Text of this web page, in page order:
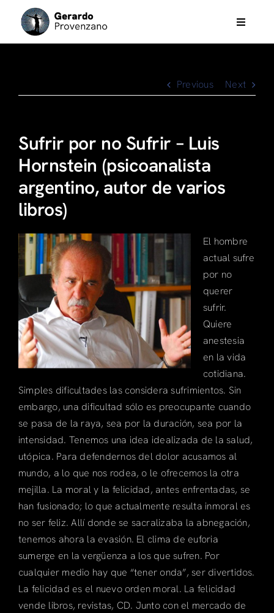
content
Toggle
Eneagrama
Análisis Bioenergético
Films, Music & otros
Gerardo Provenzano
Trainings & workshops
Articulos
Search
for:
Previous Next
Sufrir por no Sufrir – Luis
Hornstein (psicoanalista
argentino, autor de varios
libros)
El hombre
actual sufre
por no
querer
sufrir.
Quiere
anestesia
en la vida
cotidiana.
Simples dificultades las considera sufrimientos. Sin
embargo, una dificultad sólo es preocupante cuando
se pasa de la raya, sea por la duración, sea por la
intensidad. Tenemos una idea idealizada de la salud,
utópica. Para defendernos del dolor acusamos al
mundo, a lo que nos rodea, o le ofrecemos la otra
mejilla. La moral y la felicidad, antes enfrentadas, se
han fusionado; lo que actualmente resulta inmoral es
no ser feliz. Allí donde se sacralizaba la abnegación,
tenemos ahora la evasión. El clima de euforia
sumerge en la vergüenza a los que sufren. Por
cualquier medio hay que “tener onda”, ser divertidos.
La felicidad es el nuevo orden moral. La felicidad
vende libros, revistas, CD. Junto con el mercado de